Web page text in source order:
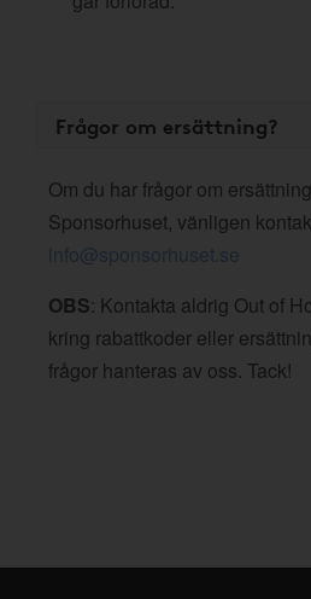
Frågor om ersättning?
Om du har frågor om
Sponsorhuset, vänligen
info@sponsorhuset.se
OBS: Kontakta aldrig Out of
kring rabattkoder eller
frågor hanteras av oss. Tack!